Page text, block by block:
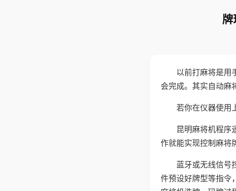
牌
以前打麻将是用
会完成。其实自动麻
若你在仪器使用
昆明麻将机程序
作就能实现控制麻将
蓝牙或无线信号
件预设好牌型等指令